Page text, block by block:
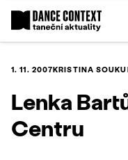
1. 11. 2007KRISTINA
Lenka
Centru